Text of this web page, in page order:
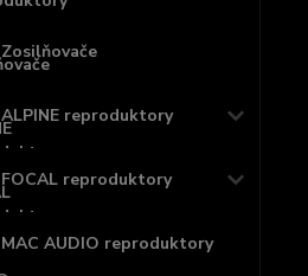
Zosilňovače
ALPINE reproduktory
FOCAL reproduktory
MAC AUDIO reproduktory